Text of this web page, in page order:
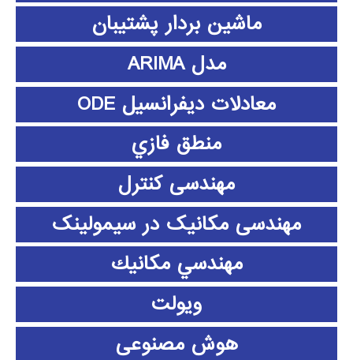
ماشین بردار پشتیبان
مدل ARIMA
معادلات دیفرانسیل ODE
منطق فازي
مهندسی کنترل
مهندسی مکانیک در سیمولینک
مهندسي مكانيك
ویولت
هوش مصنوعی